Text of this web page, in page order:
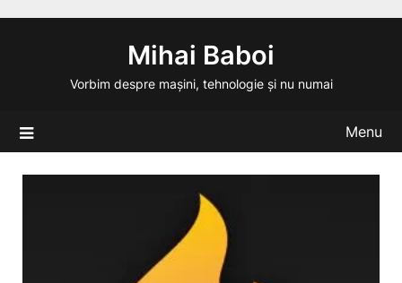
Mihai Baboi
Vorbim despre mașini, tehnologie și nu numai
Menu